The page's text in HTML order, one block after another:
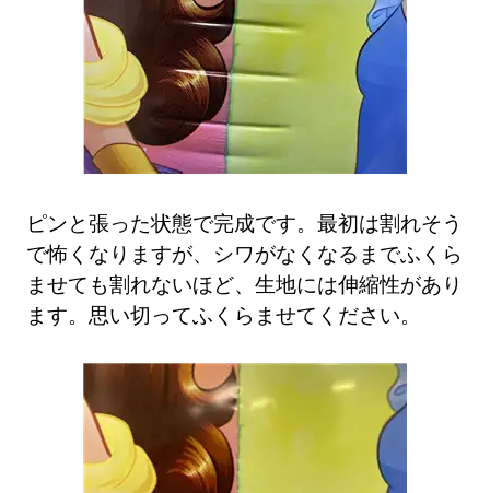
ピンと張った状態で完成です。最初は割れそう
で怖くなりますが、シワがなくなるまでふくら
ませても割れないほど、生地には伸縮性があり
ます。思い切ってふくらませてください。